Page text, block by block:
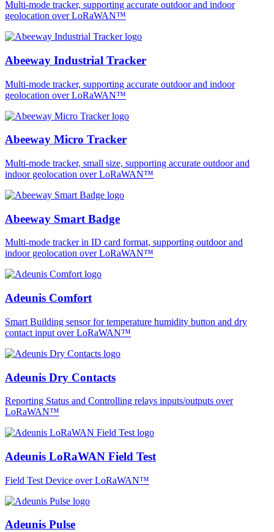
Multi-mode tracker, supporting accurate outdoor and indoor
geolocation over LoRaWAN™
Abeeway Industrial Tracker
Multi-mode tracker, supporting accurate outdoor and indoor
geolocation over LoRaWAN™
Abeeway Micro Tracker
Multi-mode tracker, small size, supporting accurate outdoor and
indoor geolocation over LoRaWAN™
Abeeway Smart Badge
Multi-mode tracker in ID card format, supporting outdoor and
indoor geolocation over LoRaWAN™
Adeunis Comfort
Smart Building sensor for temperature humidity button and dry
contact input over LoRaWAN™
Adeunis Dry Contacts
Reporting Status and Controlling relays inputs/outputs over
LoRaWAN™
Adeunis LoRaWAN Field Test
Field Test Device over LoRaWAN™
Adeunis Pulse